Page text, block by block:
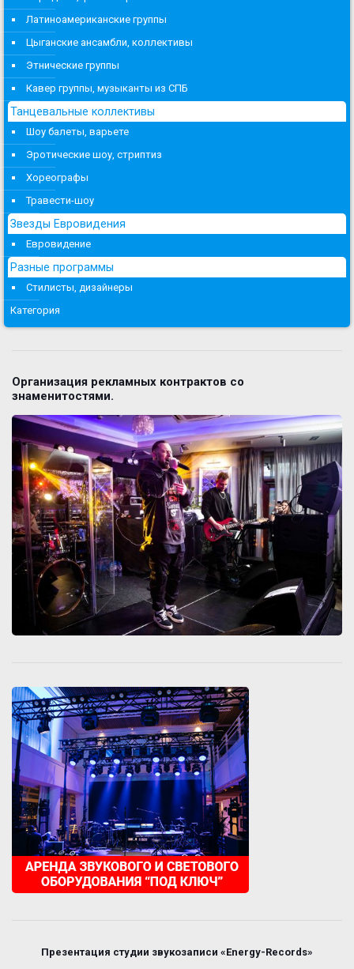
Латиноамериканские группы
Цыганские ансамбли, коллективы
Этнические группы
Кавер группы, музыканты из СПБ
Танцевальные коллективы
Шоу балеты, варьете
Эротические шоу, стриптиз
Хореографы
Травести-шоу
Звезды Евровидения
Евровидение
Разные программы
Стилисты, дизайнеры
Категория
Организация рекламных контрактов со
знаменитостями.
Презентация студии звукозаписи «Energy-Records»